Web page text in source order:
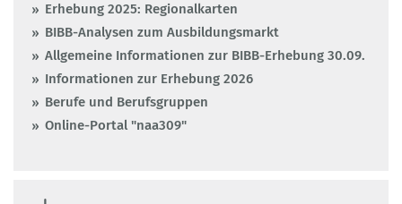
Erhebung 2025: Regionalkarten
BIBB-Analysen zum Ausbildungsmarkt
Allgemeine Informationen zur BIBB-Erhebung 30.09.
Informationen zur Erhebung 2026
Berufe und Berufsgruppen
Online-Portal "naa309"